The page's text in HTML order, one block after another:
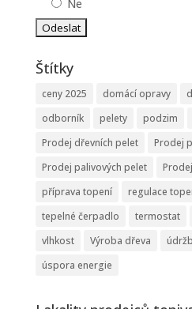
Ne
Štítky
ceny 2025 domácí opravy
odborník
pelety podzim
Prodej dřevních pelet
Prodej
Prodej palivových pelet
příprava topení
regulace
tepelné čerpadlo
termostat
vlhkost
Výroba dřeva
úspora energie